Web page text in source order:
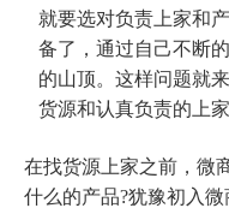
就要选对负责上家和
备了，通过自己不断
的山顶。这样问题就
货源和认真负责的上
在找货源上家之前，微
什么的产品?犹豫初入